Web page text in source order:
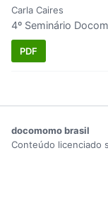
Carla Caires
4º Seminário
PDF
docomomo brasil
Conteúdo licenciado